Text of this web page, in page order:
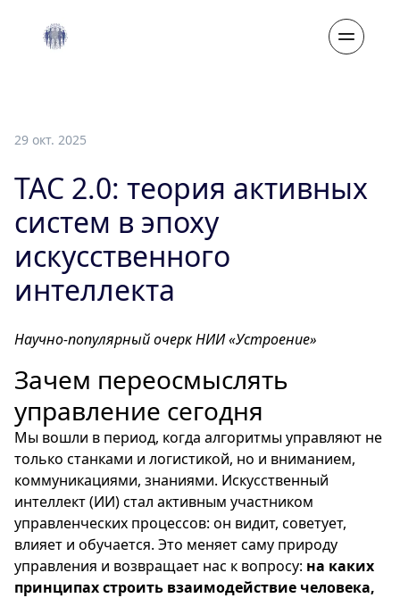
29 окт. 2025
ТАС 2.0: теория активных
систем в эпоху
искусственного
интеллекта
Научно‑популярный очерк НИИ «Устроение»
Зачем переосмыслять
управление сегодня
Мы вошли в период, когда алгоритмы управляют не
только станками и логистикой, но и вниманием,
коммуникациями, знаниями. Искусственный
интеллект (ИИ) стал активным участником
управленческих процессов: он видит, советует,
влияет и обучается. Это меняет саму природу
управления и возвращает нас к вопросу: на каких
принципах строить взаимодействие человека,